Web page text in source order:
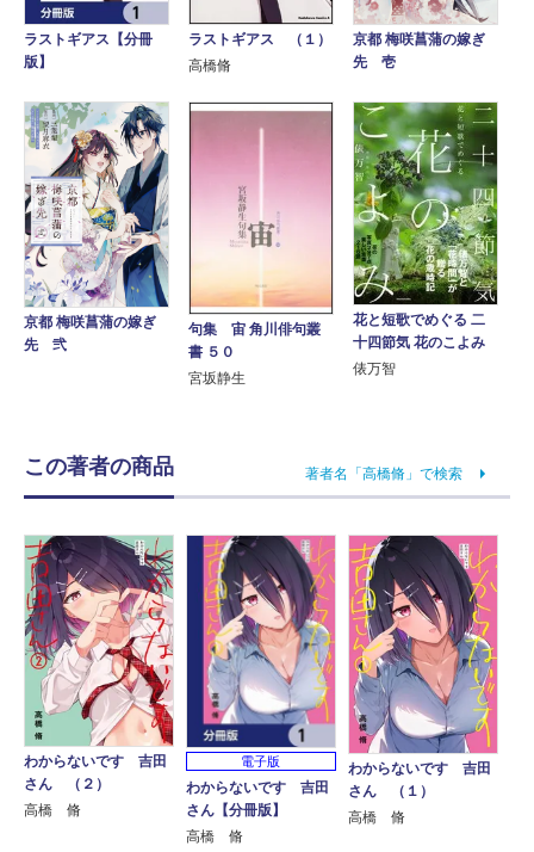
ラストギアス【分冊
版】
ラストギアス （１）
高橋脩
京都 梅咲菖蒲の嫁ぎ
先 壱
京都 梅咲菖蒲の嫁ぎ
先 弐
句集 宙 角川俳句叢
書 ５０
宮坂静生
花と短歌でめぐる 二
十四節気 花のこよみ
俵万智
この著者の商品 著者名「高橋脩」で検索
わからないです 吉田
さん （２）
高橋 脩
電子版
わからないです 吉田
さん【分冊版】
高橋 脩
わからないです 吉田
さん （１）
高橋 脩